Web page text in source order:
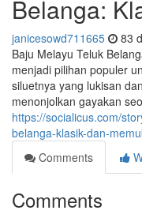
Belanga:
janicesowd711665 83
Baju Melayu Teluk
menjadi pilihan populer
siluetnya yang lukisan
menonjolkan gayakan
https://socialicus.com/
belanga-klasik-dan-
Comments
Comments